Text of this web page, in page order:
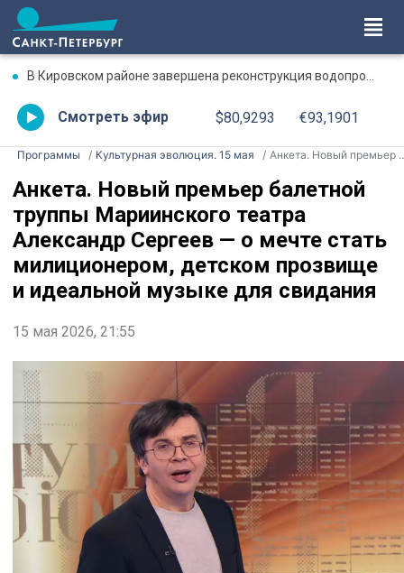
В Кировском районе завершена реконструкция водопроводной магистрали по особой технологии
Смотреть эфир $80,9293 €93,1901
Программы Культурная эволюция. 15 мая Анкета. Новый премьер балетной труппы Мариинского театра Александр Сергеев — о мечте стать милиционером, детском прозвище и идеальной музыке для свидания
Анкета. Новый премьер балетной
труппы Мариинского театра
Александр Сергеев — о мечте стать
милиционером, детском прозвище
и идеальной музыке для свидания
15 мая 2026, 21:55